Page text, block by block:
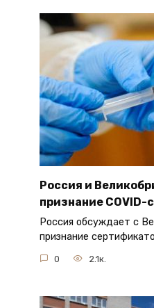
Россия и
признание COVID-
Россия обсуждает с
признание
0 2.1к.